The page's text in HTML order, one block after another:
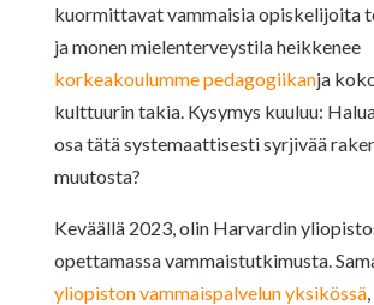
kuormittavat vammaisia opiskelijoita
ja monen mielenterveystila heikkenee
korkeakoulumme pedagogiikanja
kulttuurin takia. Kysymys kuuluu:
osa tätä systemaattisesti syrjivää
muutosta?
Keväällä 2023, olin Harvardin
opettamassa vammaistutkimusta.
yliopiston vammaispalvelun yksikössä